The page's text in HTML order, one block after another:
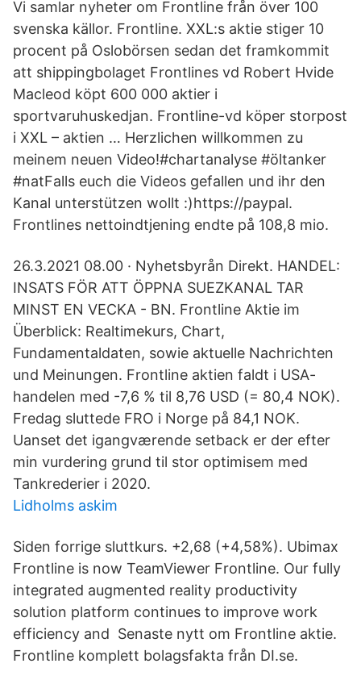
Vi samlar nyheter om Frontline från över 100
svenska källor. Frontline. XXL:s aktie stiger 10
procent på Oslobörsen sedan det framkommit
att shippingbolaget Frontlines vd Robert Hvide
Macleod köpt 600 000 aktier i
sportvaruhuskedjan. Frontline-vd köper storpost
i XXL – aktien … Herzlichen willkommen zu
meinem neuen Video!#chartanalyse #öltanker
#natFalls euch die Videos gefallen und ihr den
Kanal unterstützen wollt :)https://paypal.
Frontlines nettoindtjening endte på 108,8 mio.
26.3.2021 08.00 · Nyhetsbyrån Direkt. HANDEL:
INSATS FÖR ATT ÖPPNA SUEZKANAL TAR
MINST EN VECKA - BN. Frontline Aktie im
Überblick: Realtimekurs, Chart,
Fundamentaldaten, sowie aktuelle Nachrichten
und Meinungen. Frontline aktien faldt i USA-
handelen med -7,6 % til 8,76 USD (= 80,4 NOK).
Fredag sluttede FRO i Norge på 84,1 NOK.
Uanset det igangværende setback er der efter
min vurdering grund til stor optimisem med
Tankrederier i 2020.
Lidholms askim
Siden forrige sluttkurs. +2,68 (+4,58%). Ubimax
Frontline is now TeamViewer Frontline. Our fully
integrated augmented reality productivity
solution platform continues to improve work
efficiency and Senaste nytt om Frontline aktie.
Frontline komplett bolagsfakta från DI.se.